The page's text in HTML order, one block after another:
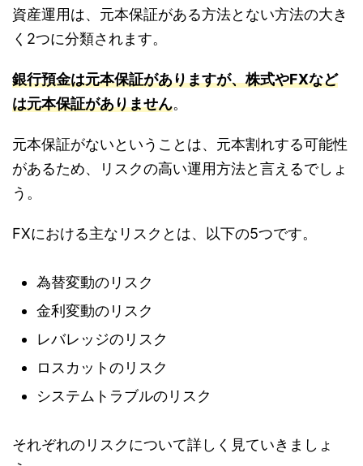
資産運用は、元本保証がある方法とない方法の大き
く2つに分類されます。
銀行預金は元本保証がありますが、株式やFXなど
は元本保証がありません。
元本保証がないということは、元本割れする可能性
があるため、リスクの高い運用方法と言えるでしょ
う。
FXにおける主なリスクとは、以下の5つです。
為替変動のリスク
金利変動のリスク
レバレッジのリスク
ロスカットのリスク
システムトラブルのリスク
それぞれのリスクについて詳しく見ていきましょ